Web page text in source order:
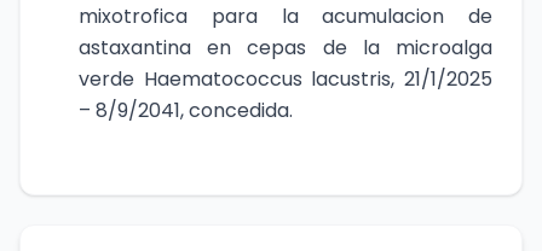
mixotrofica para la acumulacion de
astaxantina en cepas de la microalga
verde Haematococcus lacustris, 21/1/2025
– 8/9/2041, concedida.